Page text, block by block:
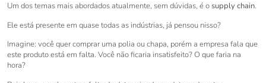
Um dos temas mais abordados atualmente, sem dúvidas, é osupply chain.
Ele está presente em quase todas as indústrias, já pensou nisso?
Imagine: você quer comprar uma polia ou chapa, porém a empresa fala que
este produto está em falta. Você não ficaria insatisfeito? O que faria na
hora?